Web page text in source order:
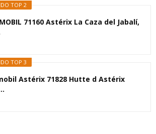
TOP 2
71160 Astérix La Caza del Jabalí,
TOP 3
Astérix 71828 Hutte d Astérix